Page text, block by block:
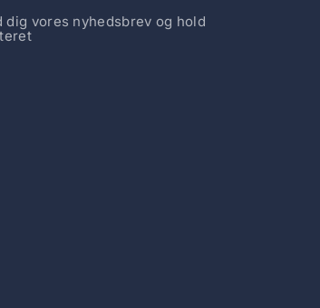
dig vores nyhedsbrev og hold